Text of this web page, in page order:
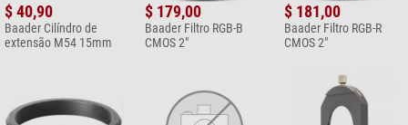
$ 40,90
Baader Cilíndro de
extensão M54 15mm
$ 179,00
Baader Filtro RGB-B
CMOS 2"
$ 181,00
Baader Filtro RGB-R
CMOS 2"